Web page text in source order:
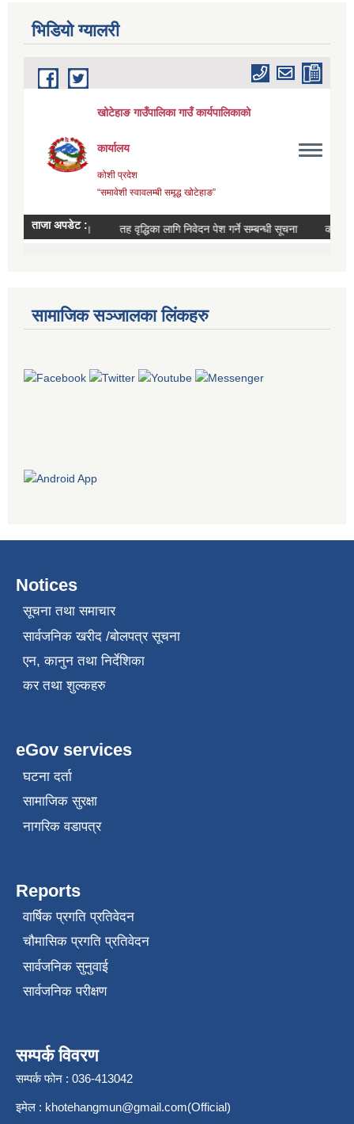
भिडियाे ग्यालरी
सामाजिक सञ्जालका लिंकहरु
Notices
सूचना तथा समाचार
सार्वजनिक खरीद /बोलपत्र सूचना
एन, कानुन तथा निर्देशिका
कर तथा शुल्कहरु
eGov services
घटना दर्ता
सामाजिक सुरक्षा
नागरिक वडापत्र
Reports
वार्षिक प्रगति प्रतिवेदन
चौमासिक प्रगति प्रतिवेदन
सार्वजनिक सुनुवाई
सार्वजनिक परीक्षण
सम्पर्क विवरण
सम्पर्क फोन : 036-413042
इमेल : khotehangmun@gmail.com(Official)